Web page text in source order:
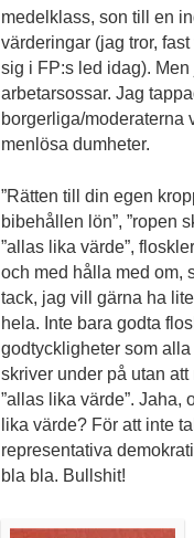
medelklass, son till en
värderingar (jag tror,
sig i FP:s led idag).
arbetarsossar. Jag
borgerliga/moderaterna
menlösa dumheter.
”Rätten till din egen
bibehållen lön”, ”ropen
”allas lika värde”,
och med hålla med om,
tack, jag vill gärna ha
hela. Inte bara godta
godtyckligheter som
skriver under på utan
”allas lika värde”. Jaha,
lika värde? För att inte
representativa
bla bla. Bullshit!